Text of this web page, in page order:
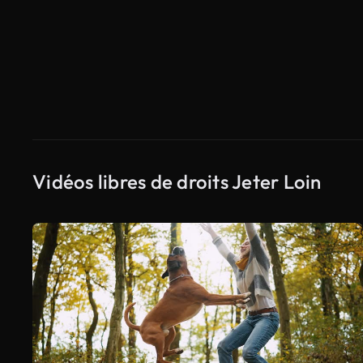
Vidéos libres de droits Jeter Loin